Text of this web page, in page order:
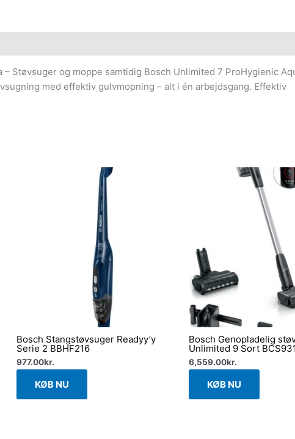
– Støvsuger og moppe samtidig Bosch Unlimited 7 ProHygienic
med effektiv gulvmopning – alt i én arbejdsgang. Effektiv
Bosch Stangstøvsuger Readyy’y
Serie 2 BBHF216
977.00kr.
KØB NU
Bosch Genopladelig
Unlimited 9 Sort
6,559.00kr.
KØB NU